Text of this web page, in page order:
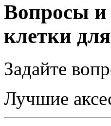
Вопросы и
клетки
Задайте
Лучшие